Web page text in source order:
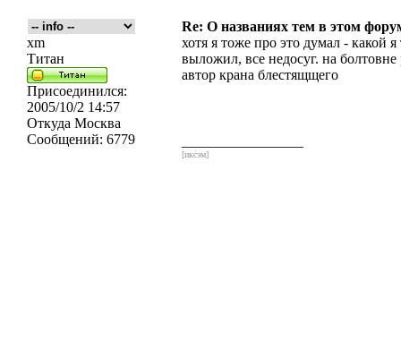
Re: О названиях тем в этом
xm
Титан
Присоединился:
2005/10/2 14:57
Откуда Москва
Сообщений: 6779
хотя я тоже про это думал - какой
выложил, все недосуг. на
автор крана блестящщего
[икс́эм]